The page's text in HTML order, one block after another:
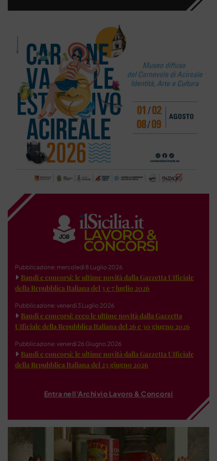
Pubblicazione: mercoledì 8 Luglio 2026
Bandi e concorsi: le ultime novità dalla Gazzetta Ufficiale
della Repubblica Italiana del 3 e 7 luglio 2026
Pubblicazione: venerdì 3 Luglio 2026
Bandi e concorsi: ecco le ultime novità dalla Gazzetta
Ufficiale della Repubblica Italiana del 26 e 30 giugno 2026
Pubblicazione: venerdì 26 Giugno 2026
Bandi e concorsi: le ultime novità dalla Gazzetta Ufficiale
della Repubblica Italiana del 23 giugno 2026
Entra nell'Archivio Lavoro & Concorsi